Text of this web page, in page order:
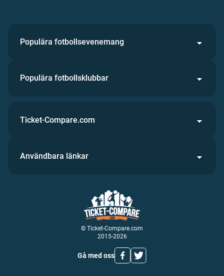
Populära fotbollsevenemang
Populära fotbollsklubbar
© Ticket-Compare.com
2015-2026
Gå med oss
Ticket-Compare.com
Användbara länkar